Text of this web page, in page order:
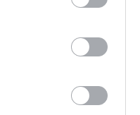
The
el
Yo
de